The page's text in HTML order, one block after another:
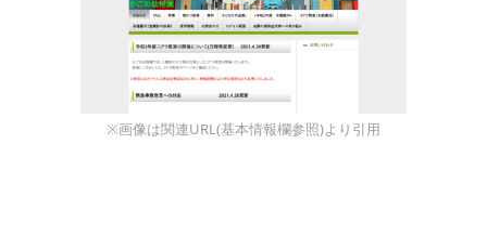
※画像は関連URL(基本情報欄参照)より引用